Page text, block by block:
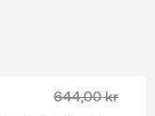
644,00 kr